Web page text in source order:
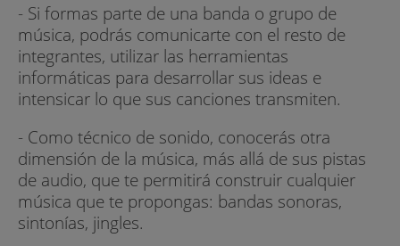
- Si formas parte de una banda o grupo de
música, podrás comunicarte con el resto de
integrantes, utilizar las herramientas
informáticas para desarrollar sus ideas e
intensicar lo que sus canciones transmiten.
- Como técnico de sonido, conocerás otra
dimensión de la música, más allá de sus pistas
de audio, que te permitirá construir cualquier
música que te propongas: bandas sonoras,
sintonías, jingles.